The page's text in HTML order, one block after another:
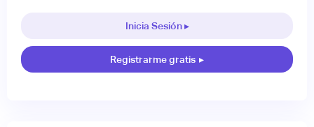
Inicia Sesión ▸
Registrarme gratis ▸